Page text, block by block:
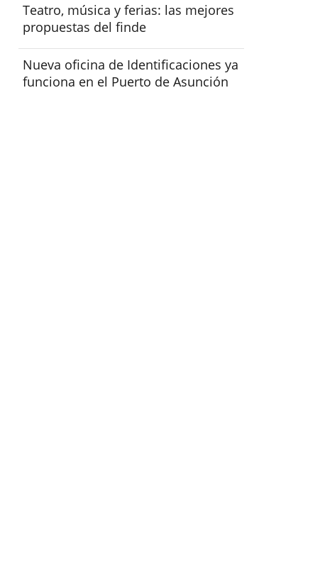
Teatro, música y ferias: las mejores
propuestas del finde
Nueva oficina de Identificaciones ya
funciona en el Puerto de Asunción